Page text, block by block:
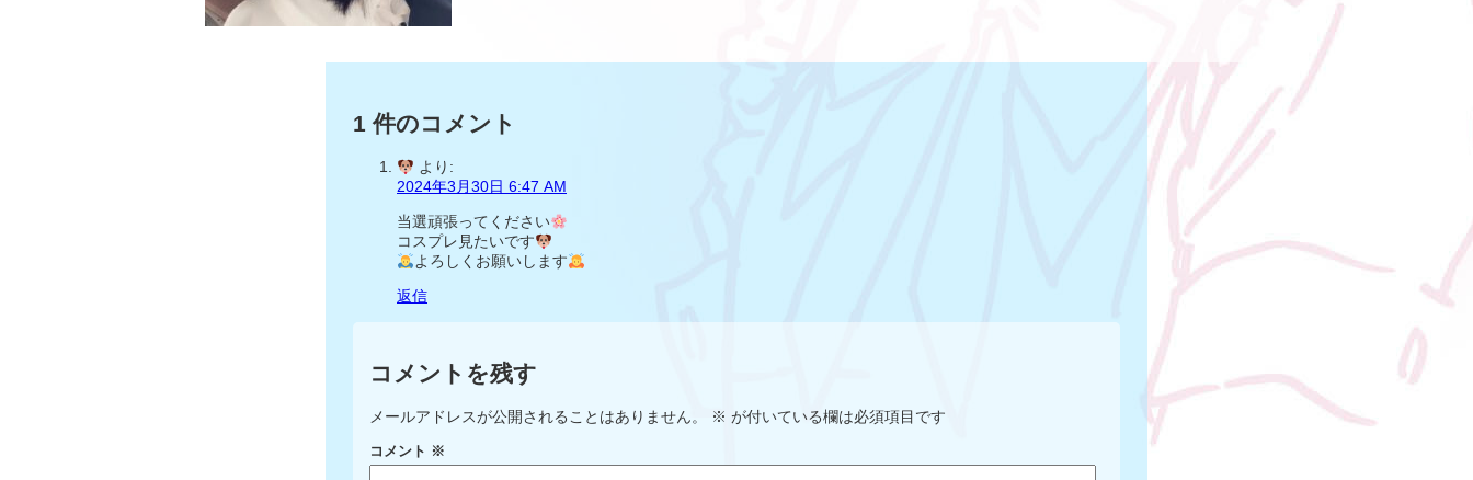
1 件のコメント
より:
2024年3月30日 6:47 AM
当選頑張ってください
コスプレ見たいです
よろしくお願いします
返信
コメントを残す
メールアドレスが公開されることはありません。 ※ が付いている欄は必須項目です
コメント ※